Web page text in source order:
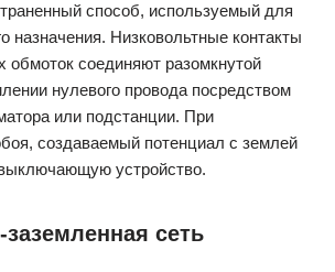
способ, используемый для
назначения. Низковольтные контакты
обмоток соединяют разомкнутой
нулевого провода посредством
или подстанции. При
создаваемый потенциал с землей
устройство.
сеть